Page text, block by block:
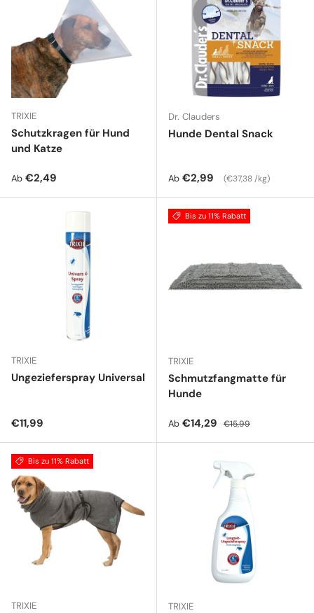
TRIXIE
Schutzkragen für Hund
und Katze
Normaler Preis
Ab €2,49
Dr. Clauders
Hunde Dental Snack
Normaler Preis
Ab €2,99 Grundpreis
€37,38 /kg
TRIXIE
Ungezieferspray Universal
Normaler Preis
€11,99
Bis zu 11% Rabatt
TRIXIE
Schmutzfangmatte für
Hunde
Verkaufspreis
Ab €14,29 Normaler Preis
€15,99
Bis zu 11% Rabatt
TRIXIE TRIXIE